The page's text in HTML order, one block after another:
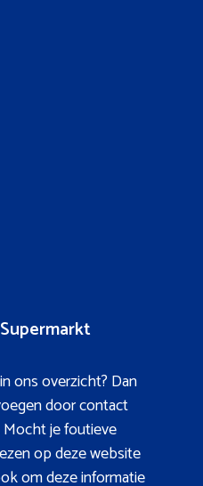
ons overzicht? Dan
door contact
je foutieve
op deze website
om deze informatie